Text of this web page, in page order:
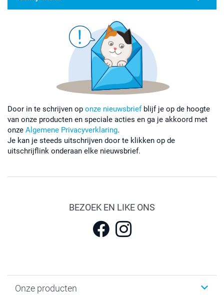
Door in te schrijven op onze nieuwsbriefblijf je op de hoogte
van onze producten en speciale acties en ga je akkoord met
onze Algemene Privacyverklaring.
Je kan je steeds uitschrijven door te klikken op de
uitschrijflink onderaan elke nieuwsbrief.
BEZOEK EN LIKE ONS
Onze producten